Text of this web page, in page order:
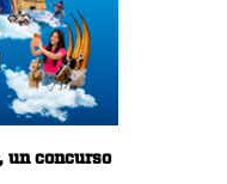
un concurso